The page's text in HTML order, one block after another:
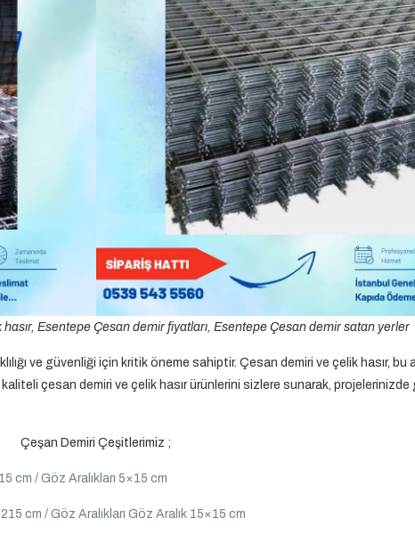
Esentepe Çesan demir fiyatları, Esentepe Çesan demir satan yerler
ve güvenliği için kritik öneme sahiptir. Çesan demiri ve çelik hasır, bu
çesan demiri ve çelik hasır ürünlerini sizlere sunarak,
Çeşan Demiri Çeşitlerimiz ;
cm / Göz Aralıkları 5×15 cm
cm / Göz Aralıkları Göz Aralık 15×15 cm